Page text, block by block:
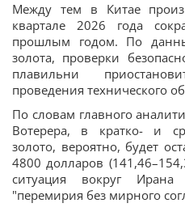
Между тем в Китае
квартале 2026 года
прошлым годом. По
золота, проверки
плавильни
проведения технического
По словам главного
Вотерера, в кратко- и
золото, вероятно, будет
4800 долларов
ситуация вокруг
"перемирия без мирного